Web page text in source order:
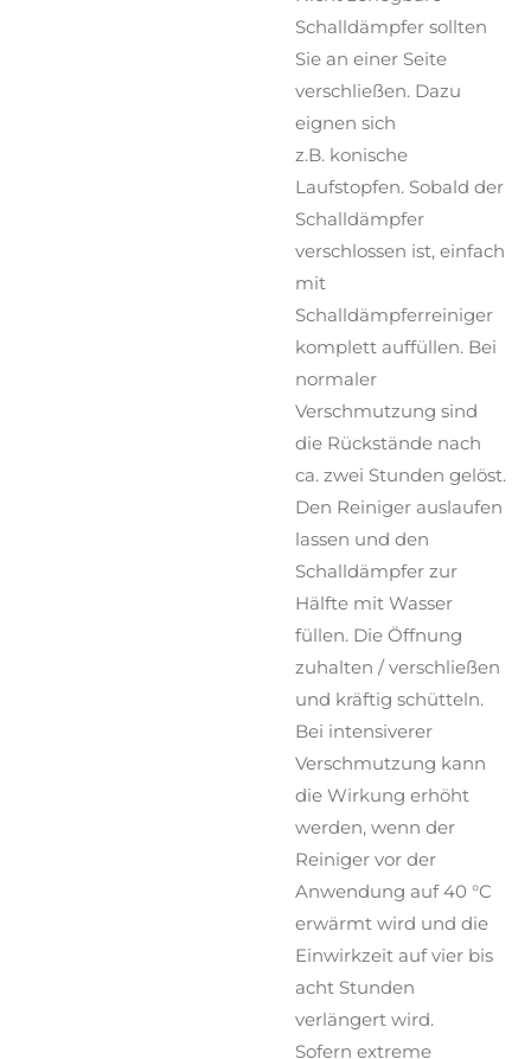
Schalldämpfer sollten
Sie an einer Seite
verschließen. Dazu
eignen sich
z.B. konische
Laufstopfen. Sobald der
Schalldämpfer
verschlossen ist, einfach
mit
Schalldämpferreiniger
komplett auffüllen. Bei
normaler
Verschmutzung sind
die Rückstände nach
ca. zwei Stunden gelöst.
Den Reiniger auslaufen
lassen und den
Schalldämpfer zur
Hälfte mit Wasser
füllen. Die Öffnung
zuhalten / verschließen
und kräftig schütteln.
Bei intensiverer
Verschmutzung kann
die Wirkung erhöht
werden, wenn der
Reiniger vor der
Anwendung auf 40 °C
erwärmt wird und die
Einwirkzeit auf vier bis
acht Stunden
verlängert wird.
Sofern extreme